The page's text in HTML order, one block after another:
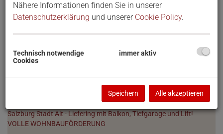
Weitere Suchoptionen
Nähere Informationen finden Sie in unserer
Datenschutzerklärung und unserer Cookie Policy.
Technisch notwendige
Cookies
immer aktiv
Speichern Alle akzeptieren